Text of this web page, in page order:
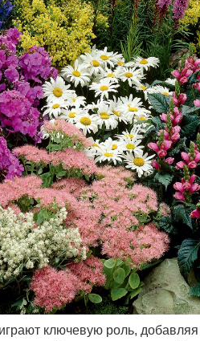
ключевую роль,